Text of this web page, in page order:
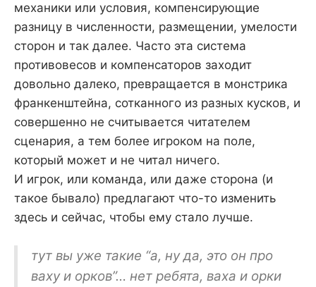
механики или условия, компенсирующие
разницу в численности, размещении, умелости
сторон и так далее. Часто эта система
противовесов и компенсаторов заходит
довольно далеко, превращается в монстрика
франкенштейна, сотканного из разных кусков, и
совершенно не считывается читателем
сценария, а тем более игроком на поле,
который может и не читал ничего.
И игрок, или команда, или даже сторона (и
такое бывало) предлагают что-то изменить
здесь и сейчас, чтобы ему стало лучше.
тут вы уже такие “а, ну да, это он про
ваху и орков”… нет ребята, ваха и орки